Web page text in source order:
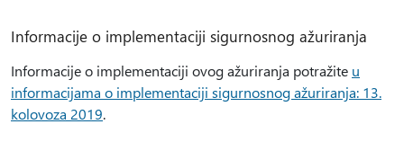
Informacije o implementaciji sigurnosnog ažuriranja
Informacije o implementaciji ovog ažuriranja potražite u
informacijama o implementaciji sigurnosnog ažuriranja: 13.
kolovoza 2019.